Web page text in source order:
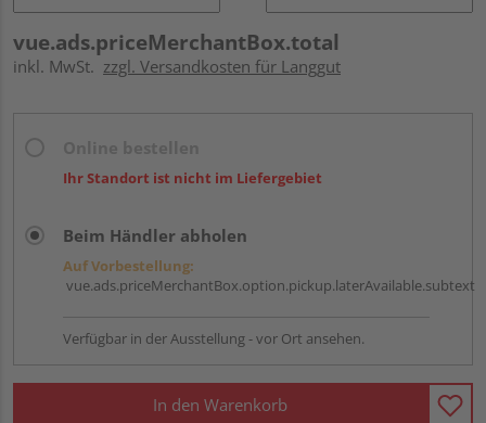
vue.ads.priceMerchantBox.total
inkl. MwSt. zzgl. Versandkosten für Langgut
Ihr Standort ist nicht im Liefergebiet
Beim Händler abholen
Auf Vorbestellung:
vue.ads.priceMerchantBox.option.pickup.laterAvailable.subtext
Verfügbar in der Ausstellung - vor Ort ansehen.
In den Warenkorb